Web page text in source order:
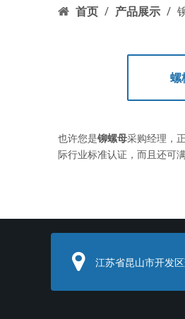
首页 / 产品展示 /
螺
也许您是铆螺母采购经理，
际行业标准认证，而且还可
江苏省昆山市开发